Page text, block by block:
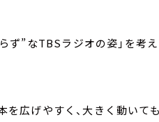
ず”なTBSラジオの姿」を考
を広げやすく、大きく動い